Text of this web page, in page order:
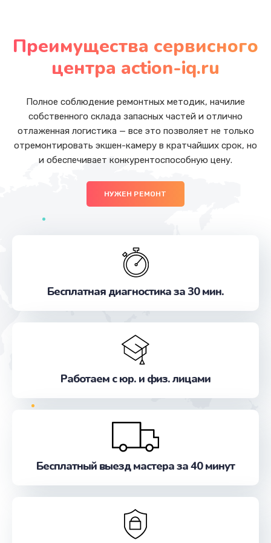
Заказать
от 990 руб.
Заказать
Замена жесткого диска
от 490 руб.
Заказать
Заказать
Заказать
Замена разъёмов (HDMI, DVI, Дисплей порта)
Замена системы охлаждения
от 1295 руб.
Замена контроллера питания
Заказать
Преимущества сервисного
центра action-iq.ru
Полное соблюдение ремонтных методик, начилие
собственного склада запасных частей и отлично
отлаженная логистика — все это позволяет не только
отремонтировать экшен-камеру в кратчайших срок, но
и обеспечивает конкурентоспособную цену.
НУЖЕН РЕМОНТ
Бесплатная диагностика за 30 мин.
Работаем с юр. и физ. лицами
Бесплатный выезд мастера за 40 минут